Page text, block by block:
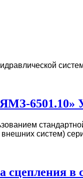
6501.10»
внешних систем)
в